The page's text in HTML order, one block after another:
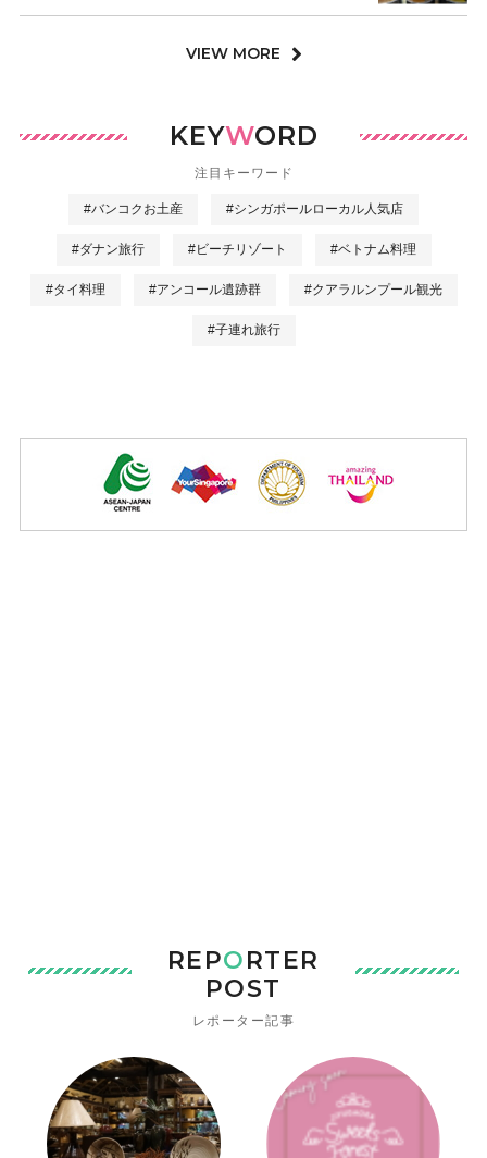
VIEW MORE
KEYWORD
注目キーワード
#バンコクお土産 #シンガポールローカル人気店
#ダナン旅行 #ビーチリゾート #ベトナム料理
#タイ料理 #アンコール遺跡群 #クアラルンプール観光
#子連れ旅行
REPORTER
POST
レポーター記事